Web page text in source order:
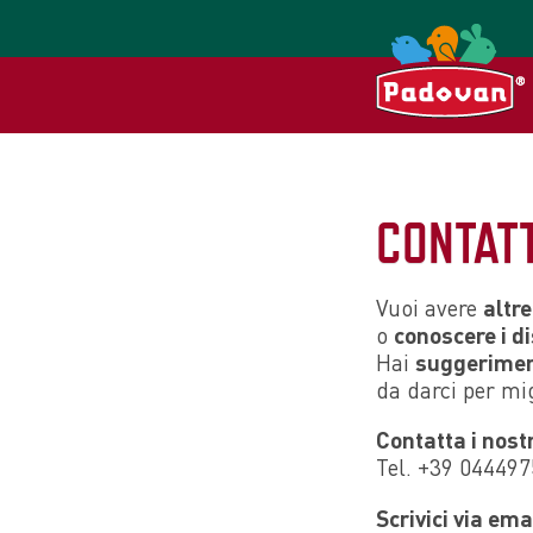
Vuoi avere
o conoscere i
Hai
da darci per
Contatta i
Tel. +39
Scrivici via